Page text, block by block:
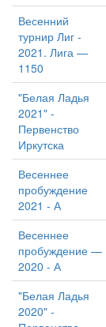
Весенний
турнир Лиг -
2021. Лига —
1150
"Белая Ладья
2021" -
Первенство
Иркутска
Весеннее
пробуждение
2021 - А
Весеннее
пробуждение —
2020 - А
"Белая Ладья
2020" -